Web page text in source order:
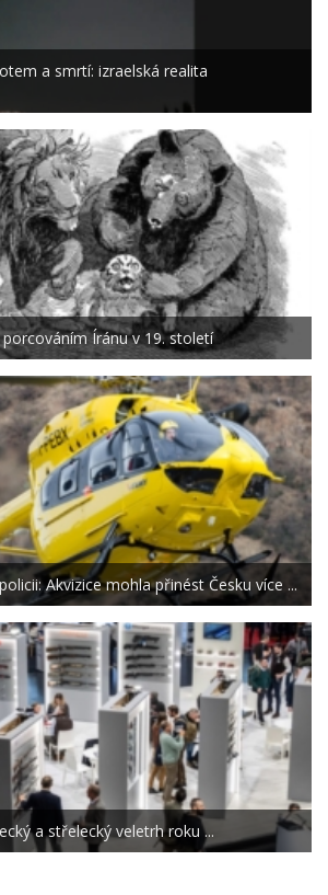
a smrtí: izraelská realita
porcováním Íránu v 19. století
Akvizice mohla přinést Česku více ...
a střelecký veletrh roku ...